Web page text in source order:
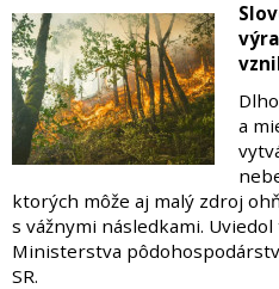
a
ktorých môže aj malý zdroj
s vážnymi následkami.
Ministerstva
SR.